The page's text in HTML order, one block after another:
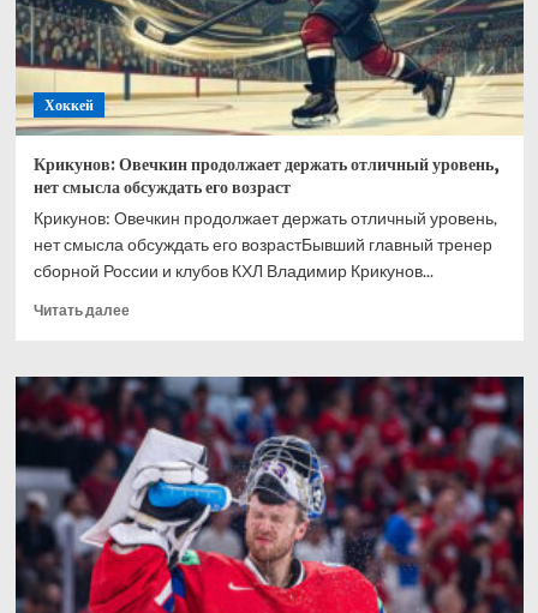
Хоккей
Крикунов: Овечкин продолжает держать отличный уровень,
нет смысла обсуждать его возраст
Крикунов: Овечкин продолжает держать отличный уровень,
нет смысла обсуждать его возрастБывший главный тренер
сборной России и клубов КХЛ Владимир Крикунов...
Читать далееПрочитать
Крикунов:
Овечкин
продолжает
держать
отличный
уровень,
нет
смысла
обсуждать
его
возраст